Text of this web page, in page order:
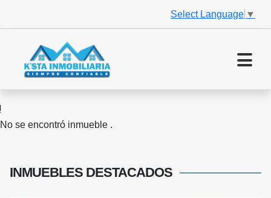
Select Language ▼
No se encontró inmueble .
INMUEBLES DESTACADOS